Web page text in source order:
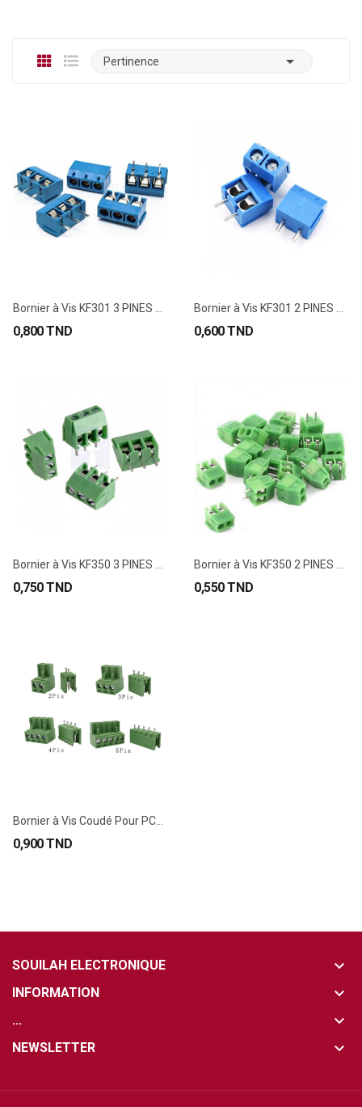
Pertinence 
0,800 TND 0,600 TND
0,750 TND 0,550 TND
0,900 TND
SOUILAH ELECTRONIQUE keyboard_arrow_down
INFORMATION keyboard_arrow_down
... keyboard_arrow_down
NEWSLETTER keyboard_arrow_down